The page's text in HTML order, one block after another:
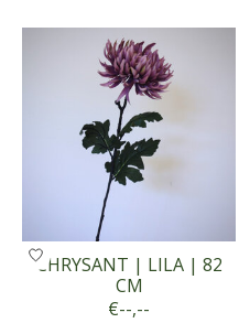
Items van productcarrousel
CHRYSANT | LILA | 82
CM
€--,--